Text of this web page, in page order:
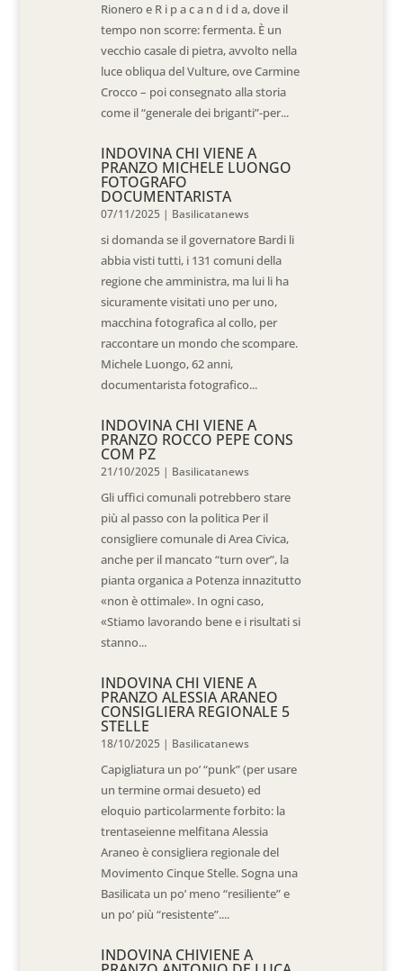
Rionero e R i p a c a n d i d a, dove il
tempo non scorre: fermenta. È un
vecchio casale di pietra, avvolto nella
luce obliqua del Vulture, ove Carmine
Crocco – poi consegnato alla storia
come il “generale dei briganti”-per...
INDOVINA CHI VIENE A
PRANZO MICHELE LUONGO
FOTOGRAFO
DOCUMENTARISTA
07/11/2025 | Basilicatanews
si domanda se il governatore Bardi li
abbia visti tutti, i 131 comuni della
regione che amministra, ma lui li ha
sicuramente visitati uno per uno,
macchina fotografica al collo, per
raccontare un mondo che scompare.
Michele Luongo, 62 anni,
documentarista fotografico...
INDOVINA CHI VIENE A
PRANZO ROCCO PEPE CONS
COM PZ
21/10/2025 | Basilicatanews
Gli uffici comunali potrebbero stare
più al passo con la politica Per il
consigliere comunale di Area Civica,
anche per il mancato “turn over”, la
pianta organica a Potenza innazitutto
«non è ottimale». In ogni caso,
«Stiamo lavorando bene e i risultati si
stanno...
INDOVINA CHI VIENE A
PRANZO ALESSIA ARANEO
CONSIGLIERA REGIONALE 5
STELLE
18/10/2025 | Basilicatanews
Capigliatura un po’ “punk” (per usare
un termine ormai desueto) ed
eloquio particolarmente forbito: la
trentaseienne melfitana Alessia
Araneo è consigliera regionale del
Movimento Cinque Stelle. Sogna una
Basilicata un po’ meno “resiliente” e
un po’ più “resistente”....
INDOVINA CHIVIENE A